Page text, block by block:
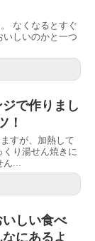
なくなるとすぐ
しいのかと一つ
で作りまし
！
すが、加熱して
り湯せん焼きに
ん...
しい食べ
にあるよ